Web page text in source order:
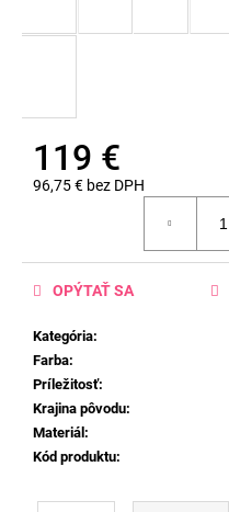
119 €
96,75 € bez DPH
Kategória:
Farba:
Príležitosť:
Krajina pôvodu:
Materiál :
Kód produktu:
OPÝTAŤ SA